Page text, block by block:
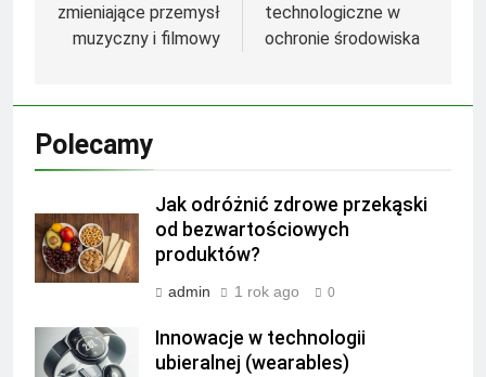
zmieniające przemysł
muzyczny i filmowy
technologiczne w
ochronie środowiska
Polecamy
Jak odróżnić zdrowe przekąski
od bezwartościowych
produktów?
admin 1 rok ago 0
Innowacje w technologii
ubieralnej (wearables)